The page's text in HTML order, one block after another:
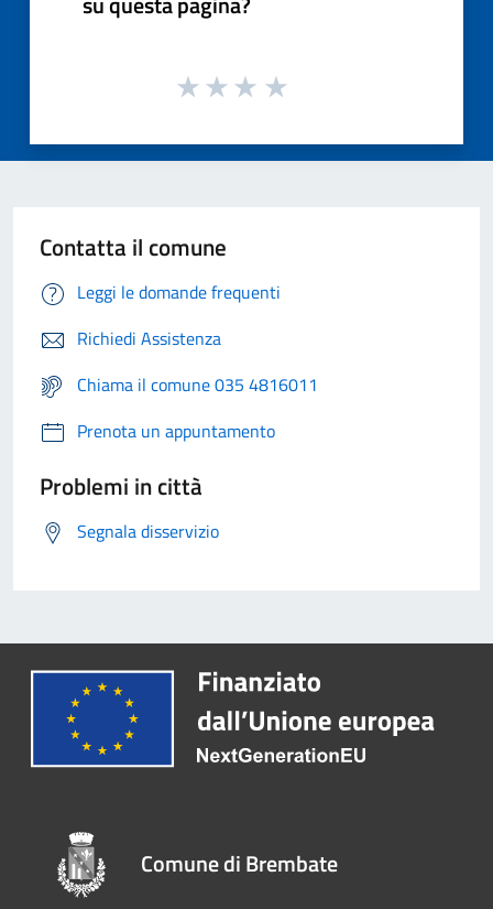
Contatta il comune
Leggi le domande frequenti
Richiedi Assistenza
Chiama il comune 035 4816011
Prenota un appuntamento
Problemi in città
Segnala disservizio
Comune di Brembate